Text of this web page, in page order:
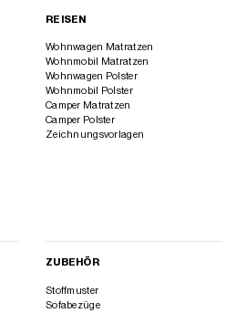
REISEN
Wohnwagen Matratzen
Wohnmobil Matratzen
Wohnwagen Polster
Wohnmobil Polster
Camper Matratzen
Camper Polster
Zeichnungsvorlagen
ZUBEHÖR
Stoffmuster
Sofabezüge